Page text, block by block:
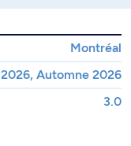
Montréal
Automne 2026
3.0